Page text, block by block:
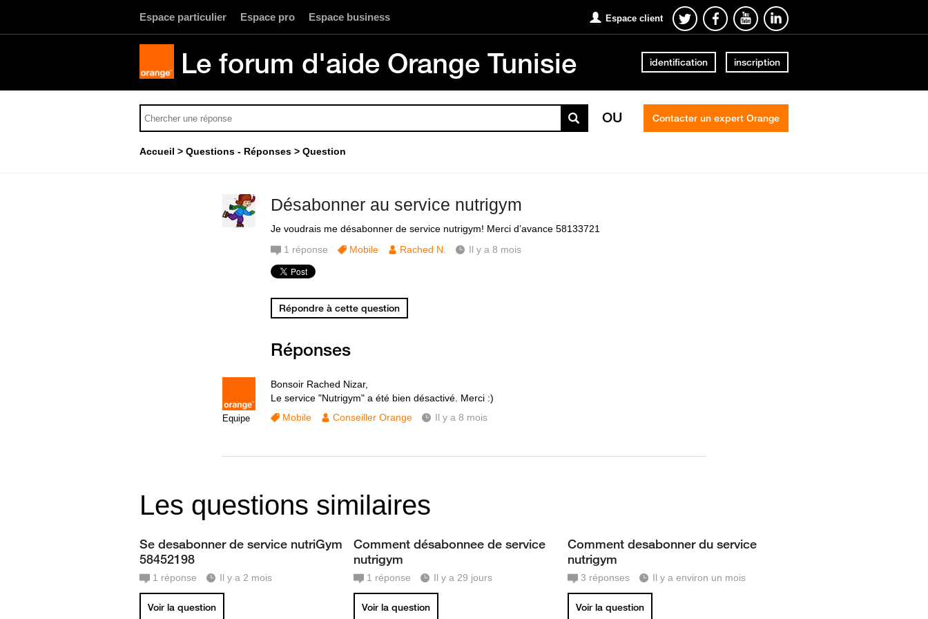
Espace particulier Espace pro Espace business Espace client
Le forum d'aide Orange Tunisie identification inscription
OU Contacter un expert Orange
Accueil Questions - Réponses Question
Désabonner au service nutrigym
Je voudrais me désabonner de service nutrigym! Merci d’avance 58133721
1 réponse Mobile Rached N. Il y a 8 mois
Répondre à cette question
Réponses
Equipe
Bonsoir Rached Nizar,
Le service "Nutrigym" a été bien désactivé. Merci :)
Mobile
Conseiller Orange Il y a 8 mois
Les questions similaires
Se desabonner de service nutriGym
58452198
1 réponse Il y a 2 mois
Voir la question
Comment désabonnee de service
nutrigym
1 réponse Il y a 29 jours
Voir la question
Comment desabonner du service
nutrigym
3 réponses Il y a environ un mois
Voir la question